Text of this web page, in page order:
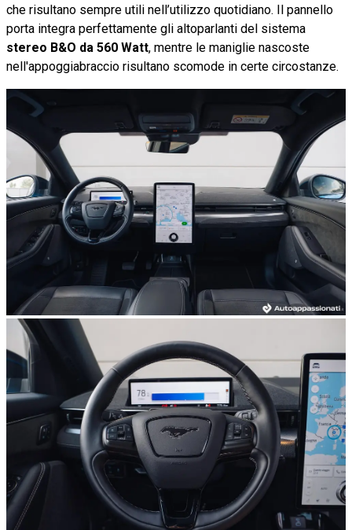
che risultano sempre utili nell’utilizzo quotidiano. Il pannello
porta integra perfettamente gli altoparlanti del sistema
stereo B&O da 560 Watt, mentre le maniglie nascoste
nell'appoggiabraccio risultano scomode in certe circostanze.